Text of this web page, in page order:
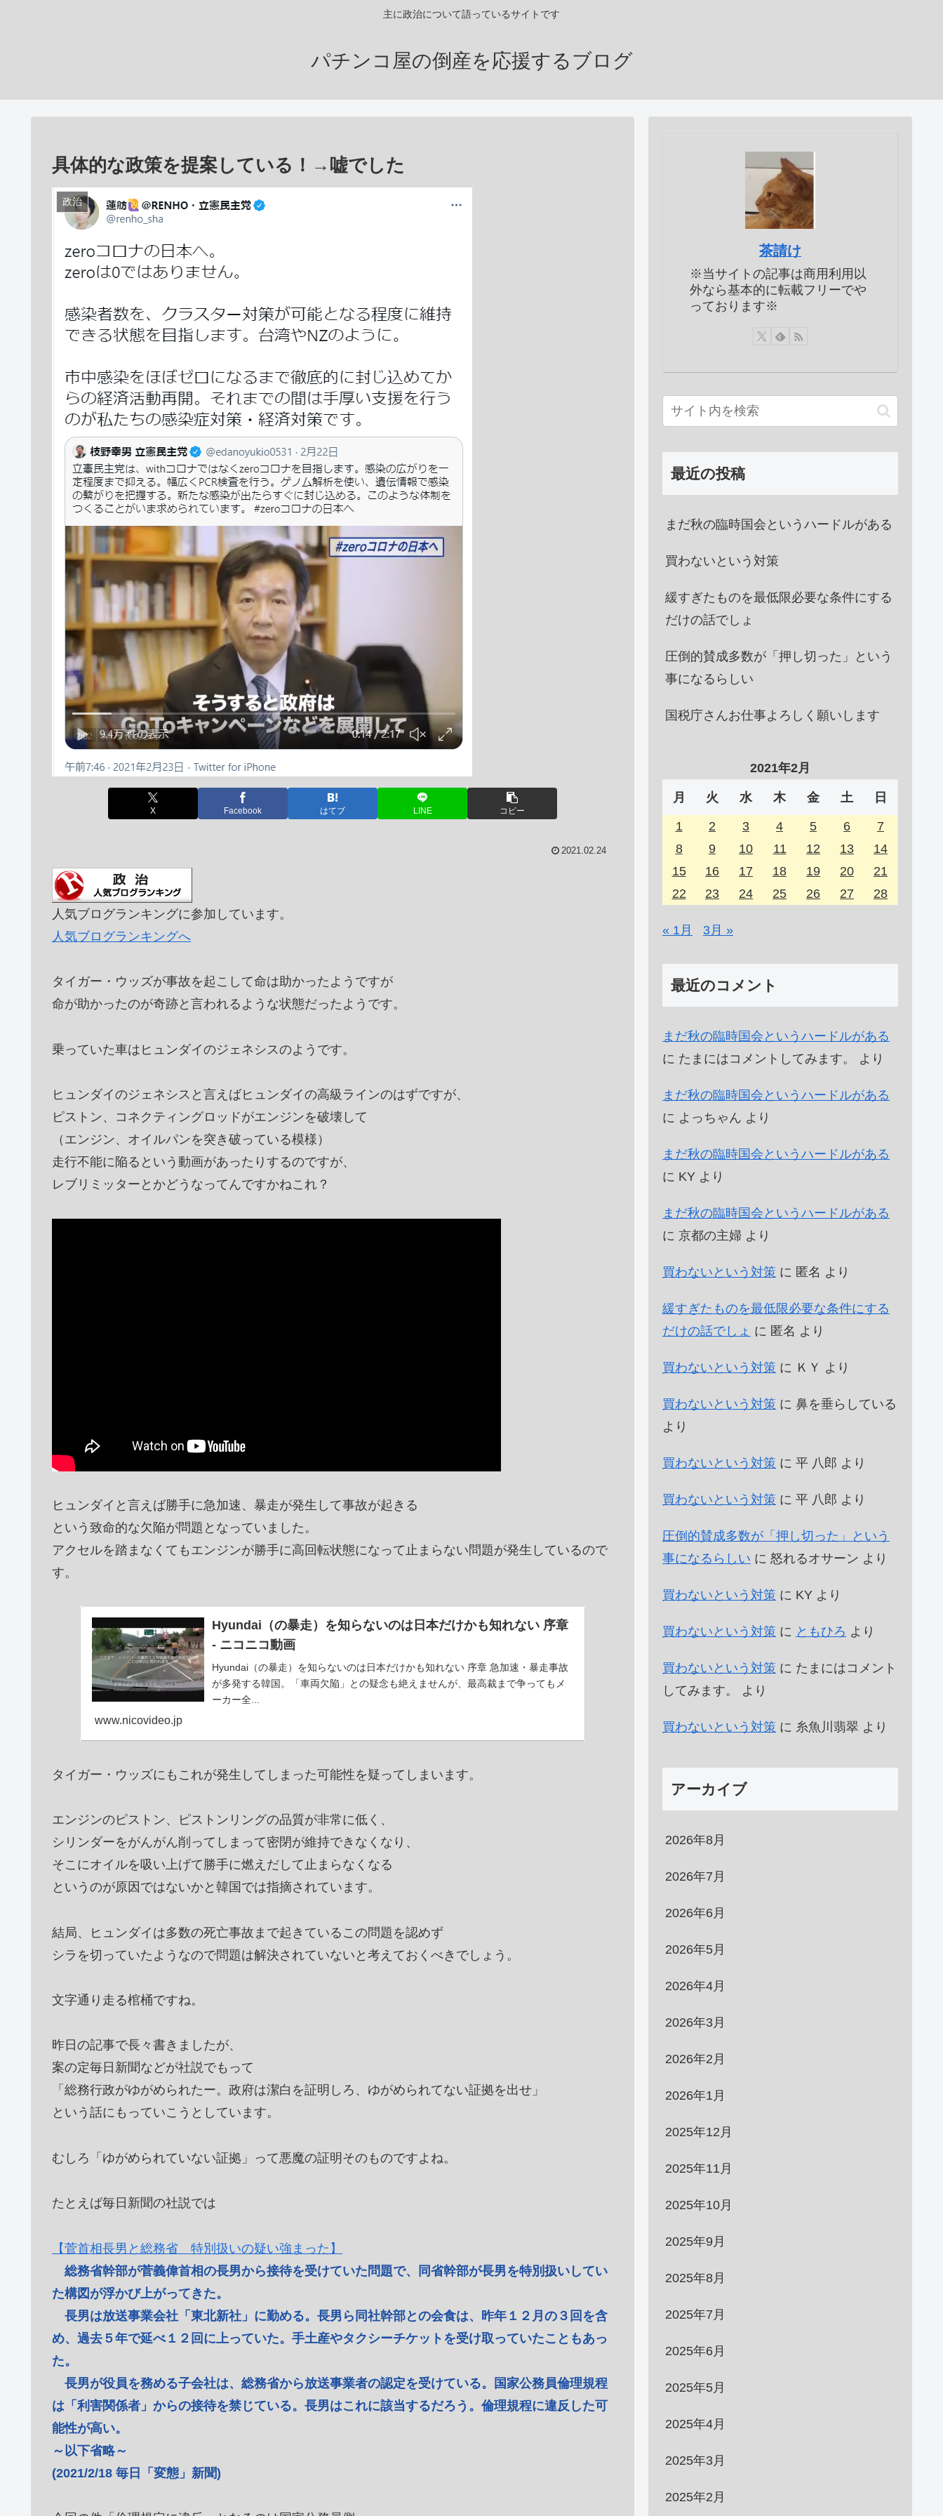
主に政治について語っているサイトです
パチンコ屋の倒産を応援するブログ
具体的な政策を提案している！→嘘でした
政治
X Facebook はてブ LINE コピー
2021.02.24
人気ブログランキングに参加しています。
人気ブログランキングへ
タイガー・ウッズが事故を起こして命は助かったようですが
命が助かったのが奇跡と言われるような状態だったようです。
乗っていた車はヒュンダイのジェネシスのようです。
ヒュンダイのジェネシスと言えばヒュンダイの高級ラインのはずですが、
ピストン、コネクティングロッドがエンジンを破壊して
（エンジン、オイルパンを突き破っている模様）
走行不能に陥るという動画があったりするのですが、
レブリミッターとかどうなってんですかねこれ？
ヒュンダイと言えば勝手に急加速、暴走が発生して事故が起きる
という致命的な欠陥が問題となっていました。
アクセルを踏まなくてもエンジンが勝手に高回転状態になって止まらない問題が発生しているので
す。
Hyundai（の暴走）を知らないのは日本だけかも知れない 序章
- ニコニコ動画
Hyundai（の暴走）を知らないのは日本だけかも知れない 序章 急加速・暴走事故
が多発する韓国。「車両欠陥」との疑念も絶えませんが、最高裁まで争ってもメ
ーカー全...
www.nicovideo.jp
タイガー・ウッズにもこれが発生してしまった可能性を疑ってしまいます。
エンジンのピストン、ピストンリングの品質が非常に低く、
シリンダーをがんがん削ってしまって密閉が維持できなくなり、
そこにオイルを吸い上げて勝手に燃えだして止まらなくなる
というのが原因ではないかと韓国では指摘されています。
結局、ヒュンダイは多数の死亡事故まで起きているこの問題を認めず
シラを切っていたようなので問題は解決されていないと考えておくべきでしょう。
文字通り走る棺桶ですね。
昨日の記事で長々書きましたが、
案の定毎日新聞などが社説でもって
「総務行政がゆがめられたー。政府は潔白を証明しろ、ゆがめられてない証拠を出せ」
という話にもっていこうとしています。
むしろ「ゆがめられていない証拠」って悪魔の証明そのものですよね。
たとえば毎日新聞の社説では
【菅首相長男と総務省 特別扱いの疑い強まった】
総務省幹部が菅義偉首相の長男から接待を受けていた問題で、同省幹部が長男を特別扱いしてい
た構図が浮かび上がってきた。
長男は放送事業会社「東北新社」に勤める。長男ら同社幹部との会食は、昨年１２月の３回を含
め、過去５年で延べ１２回に上っていた。手土産やタクシーチケットを受け取っていたこともあっ
た。
長男が役員を務める子会社は、総務省から放送事業者の認定を受けている。国家公務員倫理規程
は「利害関係者」からの接待を禁じている。長男はこれに該当するだろう。倫理規程に違反した可
能性が高い。
～以下省略～
(2021/2/18 毎日「変態」新聞)
茶請け
※当サイトの記事は商用利用以
外なら基本的に転載フリーでや
っております※
最近の投稿
まだ秋の臨時国会というハードルがある
買わないという対策
緩すぎたものを最低限必要な条件にする
だけの話でしょ
圧倒的賛成多数が「押し切った」という
事になるらしい
国税庁さんお仕事よろしく願いします
2021年2月
月 火 水 木 金 土 日
1 2 3 4 5 6
7
8
9 10 11 12 13
14
15
16 17 18 19 20
21
22
23 24 25 26 27 28
« 1月 3月 »
最近のコメント
まだ秋の臨時国会というハードルがある
に たまにはコメントしてみます。 より
まだ秋の臨時国会というハードルがある
に よっちゃん より
まだ秋の臨時国会というハードルがある
に KY より
まだ秋の臨時国会というハードルがある
に 京都の主婦 より
買わないという対策 に 匿名 より
緩すぎたものを最低限必要な条件にする
だけの話でしょ に 匿名 より
買わないという対策 に ＫＹ より
買わないという対策 に 鼻を垂らしている
より
買わないという対策 に 平 八郎 より
買わないという対策 に 平 八郎 より
圧倒的賛成多数が「押し切った」という
事になるらしい に 怒れるオサーン より
買わないという対策 に KY より
買わないという対策 に ともひろ より
買わないという対策 に たまにはコメント
してみます。
より
買わないという対策 に 糸魚川翡翠 より
アーカイブ
2026年8月
2026年7月
2026年6月
2026年5月
2026年4月
2026年3月
2026年2月
2026年1月
2025年12月
2025年11月
2025年10月
2025年9月
2025年8月
2025年7月
2025年6月
2025年5月
2025年4月
2025年3月
2025年2月